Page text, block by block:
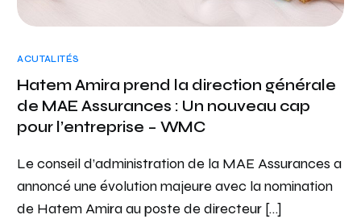
ACUTALITÉS
Hatem Amira prend la direction générale
de MAE Assurances : Un nouveau cap
pour l’entreprise – WMC
Le conseil d’administration de la MAE Assurances a
annoncé une évolution majeure avec la nomination
de Hatem Amira au poste de directeur […]